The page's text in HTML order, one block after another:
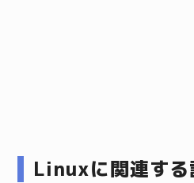
Linuxに関連する